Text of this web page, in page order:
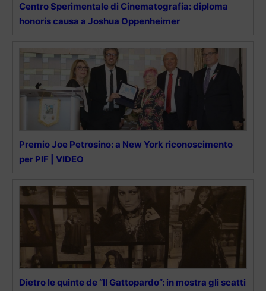
Centro Sperimentale di Cinematografia: diploma
honoris causa a Joshua Oppenheimer
Premio Joe Petrosino: a New York riconoscimento
per PIF | VIDEO
Dietro le quinte de “Il Gattopardo”: in mostra gli scatti